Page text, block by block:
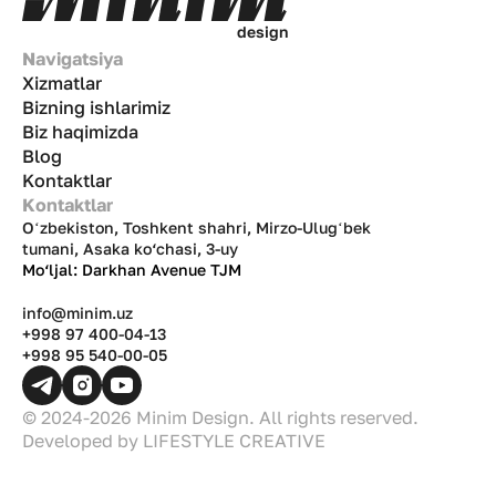
design
Navigatsiya
Xizmatlar
Bizning ishlarimiz
Biz haqimizda
Blog
Kontaktlar
Kontaktlar
Oʻzbekiston, Toshkent shahri, Mirzo-Ulugʻbek
tumani, Asaka ko‘chasi, 3-uy
Mo‘ljal: Darkhan Avenue TJM
info@minim.uz
+998 97 400-04-13
+998 95 540-00-05
© 2024-2026 Minim Design. All rights reserved.
Developed by LIFESTYLE CREATIVE